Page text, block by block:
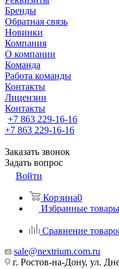
Бренды
Обратная связь
Новинки
Компания
О компании
Команда
Работа команды
Контакты
Лицензии
Контакты
+7 863 229-16-16
+7 863 229-16-16
Заказать звонок
Задать вопрос
Войти
Корзина0
Избранные товары
Сравнение
sale@nextrium.com.ru
г. Ростов-на-Дону, ул.